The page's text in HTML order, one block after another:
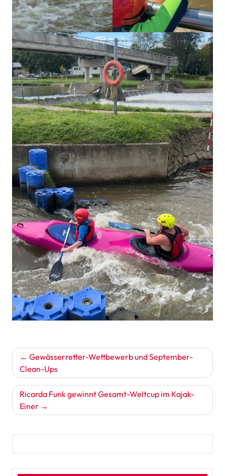
Beitragsnavigation
Gewässerretter-Wettbewerb und September-
Clean-Ups
Ricarda Funk gewinnt Gesamt-Weltcup im Kajak-
Einer